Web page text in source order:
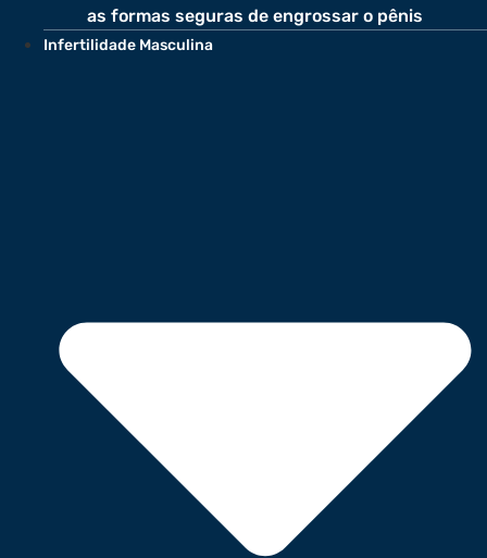
as formas seguras de engrossar o pênis
Infertilidade Masculina